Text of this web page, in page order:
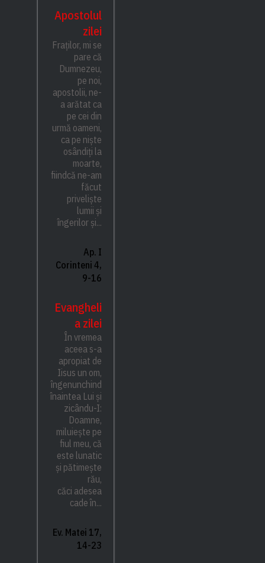
Apostolul
zilei
Fraților, mi se
pare că
Dumnezeu,
pe noi,
apostolii, ne-
a arătat ca
pe cei din
urmă oameni,
ca pe niște
osândiți la
moarte,
fiindcă ne-am
făcut
priveliște
lumii și
îngerilor și...
Ap. I
Corinteni 4,
9-16
Evangheli
a zilei
În vremea
aceea s-a
apropiat de
Iisus un om,
îngenunchind
înaintea Lui și
zicându-I:
Doamne,
miluiește pe
fiul meu, că
este lunatic
și pătimește
rău,
căci adesea
cade în...
Ev. Matei 17,
14-23